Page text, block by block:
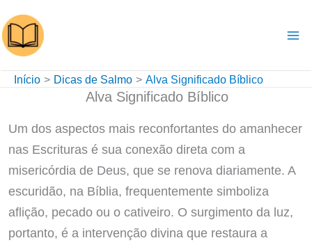
para
o
conteúdo
Início Dicas de Salmo Alva Significado Bíblico
Alva Significado Bíblico
Um dos aspectos mais reconfortantes do amanhecer
nas Escrituras é sua conexão direta com a
misericórdia de Deus, que se renova diariamente. A
escuridão, na Bíblia, frequentemente simboliza
aflição, pecado ou o cativeiro. O surgimento da luz,
portanto, é a intervenção divina que restaura a